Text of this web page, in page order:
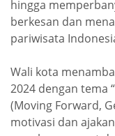
hingga
berkesan dan
pariwisata
Wali kota
2024 dengan tema
(Moving Forward,
motivasi dan